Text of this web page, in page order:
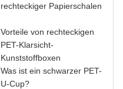
rechteckiger Papierschalen
Vorteile von rechteckigen
PET-Klarsicht-
Kunststoffboxen
Was ist ein schwarzer PET-
U-Cup?